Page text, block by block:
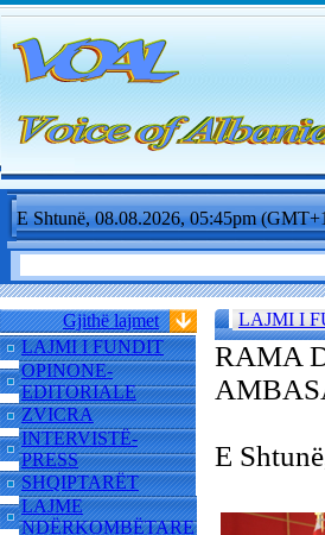
E Shtunë, 08.08.2026, 05:45pm
Gjithë lajmet
LAJMI I FUNDIT
OPINONE-
EDITORIALE
ZVICRA
INTERVISTË-
PRESS
SHQIPTARËT
LAJME
NDËRKOMBËTARE
LAJMI I
RAMA
E